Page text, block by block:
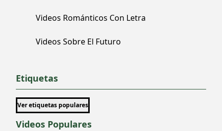
Videos Románticos Con Letra
Videos Sobre El Futuro
Etiquetas
Ver etiquetas populares
Videos Populares